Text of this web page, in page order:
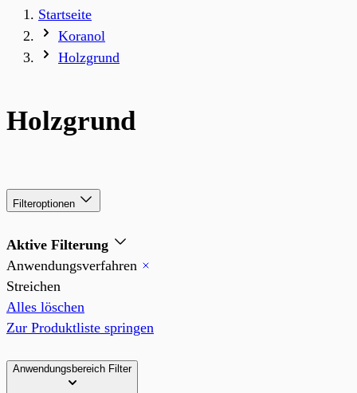
Startseite
Koranol
Holzgrund
Holzgrund
Filteroptionen
Aktive Filterung
Anwendungsverfahren
Streichen
Alles löschen
Zur Produktliste springen
Anwendungsbereich Filter